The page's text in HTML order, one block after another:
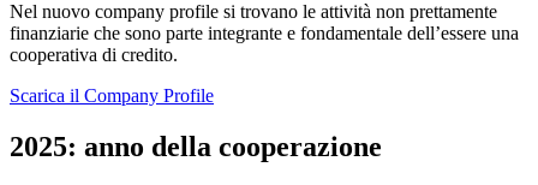
Nel nuovo company profile si trovano le attività non prettamente
finanziarie che sono parte integrante e fondamentale dell’essere una
cooperativa di credito.
Scarica il Company Profile
2025: anno della cooperazione